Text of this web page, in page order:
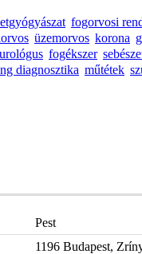
fogorvosi
üzemorvos korona
urológus fogékszer
diagnosztika műtétek
Pest
1196 Budapest,